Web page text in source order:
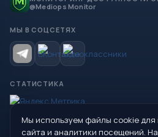
@Mediops Monitor
МЫ В СОЦСЕТЯХ
СТАТИСТИКА
© 2026 Управление
Мы используем файлы cookie для
сайта и аналитики посещений.